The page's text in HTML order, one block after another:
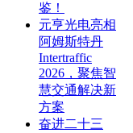
鉴！
元亨光电亮相
阿姆斯特丹
Intertraffic
2026，聚焦智
慧交通解决新
方案
奋进二十三